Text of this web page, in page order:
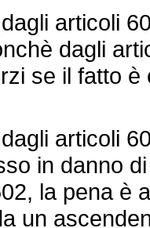
articoli
dagli
se il fatto
articoli
in danno
la pena è
un